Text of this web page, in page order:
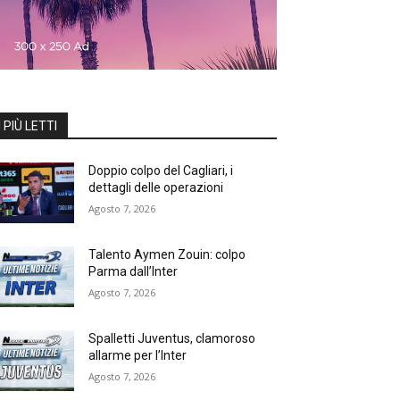
PIÙ LETTI
Doppio colpo del Cagliari, i
dettagli delle operazioni
Agosto 7, 2026
Talento Aymen Zouin: colpo
Parma dall’Inter
Agosto 7, 2026
Spalletti Juventus, clamoroso
allarme per l’Inter
Agosto 7, 2026